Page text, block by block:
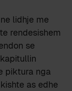
lidhje me
rendesishem
se
piktura nga
as edhe